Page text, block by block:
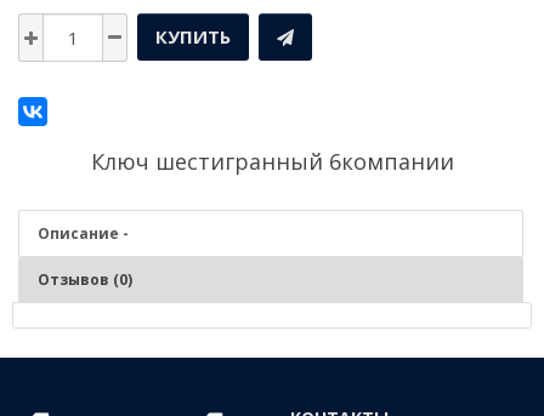
КУПИТЬ
Ключ шестигранный 6компании
Описание -
Отзывов (0)